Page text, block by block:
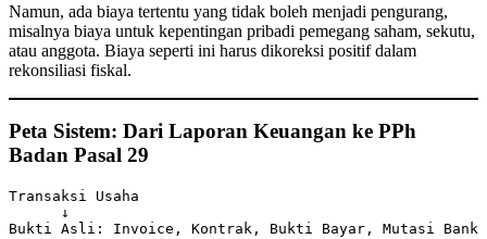
Namun, ada biaya tertentu yang tidak boleh menjadi pengurang,
misalnya biaya untuk kepentingan pribadi pemegang saham, sekutu,
atau anggota. Biaya seperti ini harus dikoreksi positif dalam
rekonsiliasi fiskal.
Peta Sistem: Dari Laporan Keuangan ke PPh
Badan Pasal 29
Transaksi Usaha
Bukti Asli: Invoice, Kontrak, Bukti Bayar, Mutasi Bank